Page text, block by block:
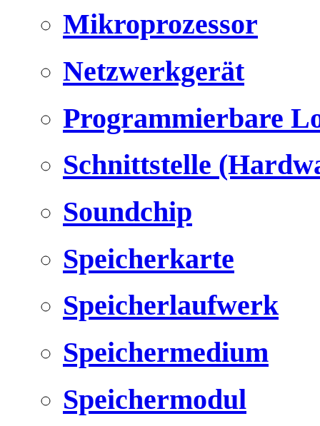
Mikroprozessor
Netzwerkgerät
Programmierbare
Schnittstelle
Soundchip
Speicherkarte
Speicherlaufwerk
Speichermedium
Speichermodul